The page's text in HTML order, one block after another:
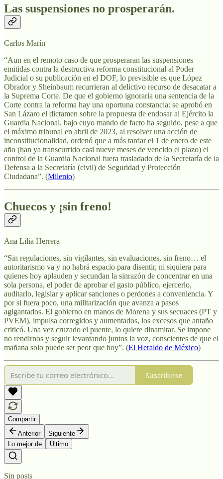
Las suspensiones no prosperarán.
Carlos Marín
“Aun en el remoto caso de que prosperaran las suspensiones
emitidas contra la destructiva reforma constitucional al Poder
Judicial o su publicación en el DOF, lo previsible es que López
Obrador y Sheinbaum recurrieran al delictivo recurso de desacatar a
la Suprema Corte. De que el gobierno ignoraría una sentencia de la
Corte contra la reforma hay una oportuna constancia: se aprobó en
San Lázaro el dictamen sobre la propuesta de endosar al Ejército la
Guardia Nacional, bajo cuyo mando de facto ha seguido, pese a que
el máximo tribunal en abril de 2023, al resolver una acción de
inconstitucionalidad, ordenó que a más tardar el 1 de enero de este
año (han ya transcurrido casi nueve meses de vencido el plazo) el
control de la Guardia Nacional fuera trasladado de la Secretaría de la
Defensa a la Secretaría (civil) de Seguridad y Protección
Ciudadana”. (Milenio)
Chuecos y ¡sin freno!
Ana Lilia Herrera
“Sin regulaciones, sin vigilantes, sin evaluaciones, sin freno… el
autoritarismo va y no habrá espacio para disentir, ni siquiera para
quienes hoy aplauden y secundan la sinrazón de concentrar en una
sola persona, el poder de aprobar el gasto público, ejercerlo,
auditarlo, legislar y aplicar sanciones o perdones a conveniencia. Y
por si fuera poco, una militarización que avanza a pasos
agigantados. El gobierno en manos de Morena y sus secuaces (PT y
PVEM), impulsa corregidos y aumentados, los excesos que antaño
criticó. Una vez cruzado el puente, lo quiere dinamitar. Se impone
no rendirnos y seguir levantando juntos la voz, conscientes de que el
mañana solo puede ser peor que hoy”. (El Heraldo de México)
Suscribirse
Compartir
Anterior
Siguiente
Lo mejor de
Último
Sin posts